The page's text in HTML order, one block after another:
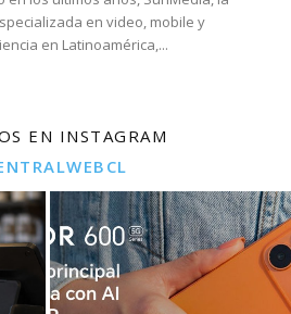
en video, mobile y
en Latinoamérica,...
EN INSTAGRAM